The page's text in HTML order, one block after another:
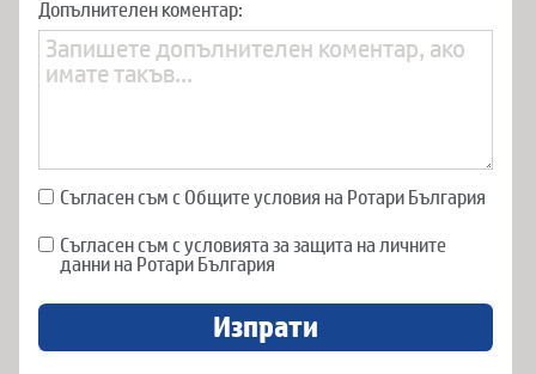
Допълнителен коментар:
Съгласен съм с Общите условия на Ротари България
Съгласен съм с условията за защита на личните
данни на Ротари България
Изпрати